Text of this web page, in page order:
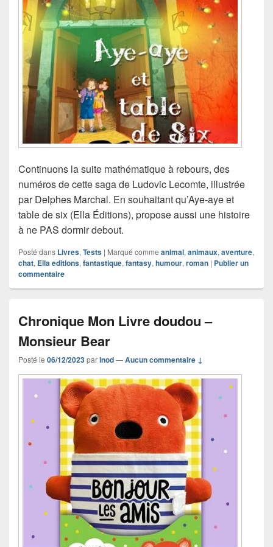
Continuons la suite mathématique à rebours, des
numéros de cette saga de Ludovic Lecomte, illustrée
par Delphes Marchal. En souhaitant qu’Aye-aye et
table de six (Ella Éditions), propose aussi une histoire
à ne PAS dormir debout.
Posté dans Livres, Tests | Marqué comme animal, animaux, aventure,
chat, Ella editions, fantastique, fantasy, humour, roman | Publier un
commentaire
Chronique Mon Livre doudou –
Monsieur Bear
Posté le 06/12/2023parInod—Aucun commentaire ↓